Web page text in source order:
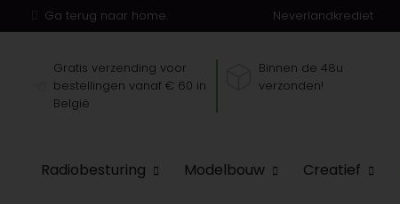
Ga terug naar home. Neverlandkrediet
Gratis verzending voor
bestellingen vanaf € 60 in
België
Binnen de 48u
verzonden!
Radiobesturing Modelbouw Creatief